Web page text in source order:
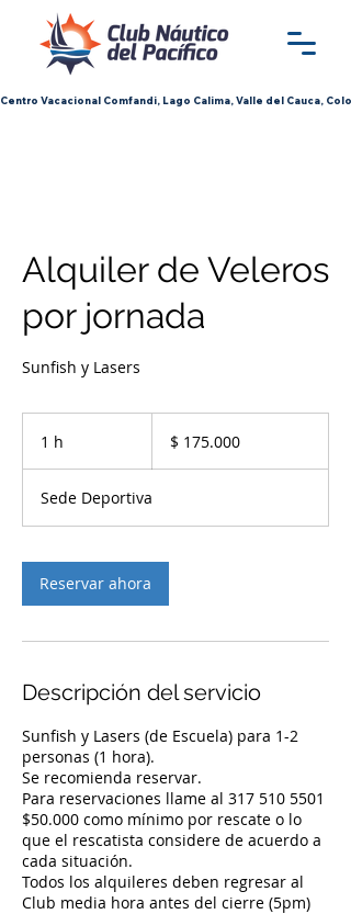
Centro Vacacional Comfandi, Lago Calima, Valle del Cauca,
Alquiler de Veleros
por jornada
Sunfish y Lasers
1 h
colombianos
$ 175.000
Sede Deportiva
Reservar ahora
Descripción del servicio
Sunfish y Lasers (de Escuela) para 1-2
personas (1 hora).
Se recomienda reservar.
Para reservaciones llame al 317 510 5501
$50.000 como mínimo por rescate o lo
que el rescatista considere de acuerdo a
cada situación.
Todos los alquileres deben regresar al
Club media hora antes del cierre (5pm)